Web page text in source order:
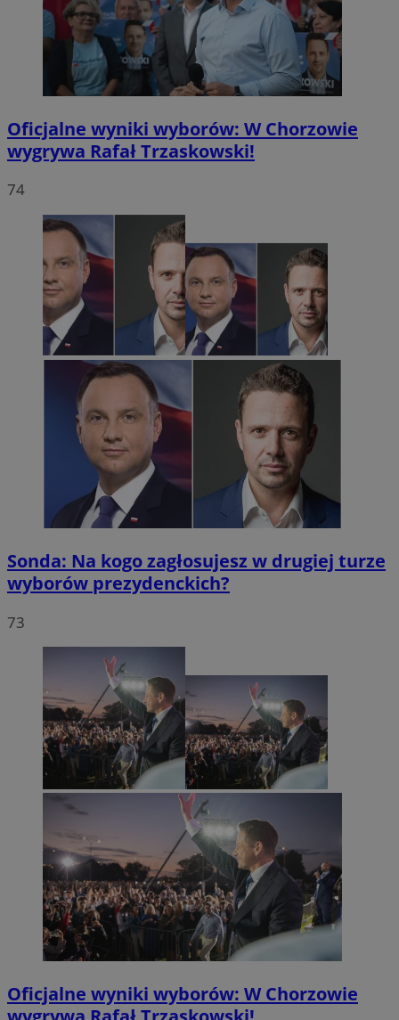
Oficjalne wyniki wyborów: W Chorzowie
wygrywa Rafał Trzaskowski!
74
Sonda: Na kogo zagłosujesz w drugiej turze
wyborów prezydenckich?
73
Oficjalne wyniki wyborów: W Chorzowie